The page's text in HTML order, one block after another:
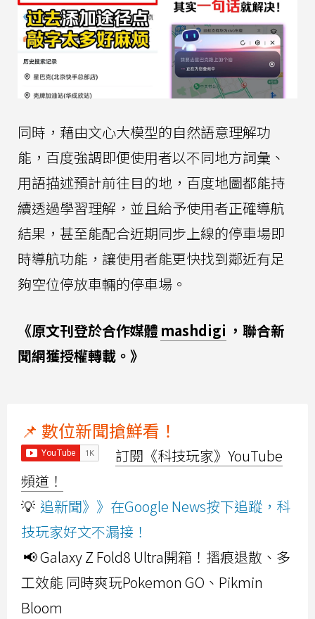
同時，藉由文心大模型的自然語意理解功
能，百度強調即便使用者以不同地方詞彙、
用語描述預計前往目的地，百度地圖都能持
續透過學習理解，並且給予使用者正確導航
結果，甚至能配合近期同步上線的停車場即
時導航功能，讓使用者能更快找到鄰近有足
夠空位停放車輛的停車場。
《原文刊登於合作媒體 mashdigi ，聯合新
聞網獲授權轉載。》
📌 數位新聞搶鮮看！
訂閱《科技玩家》YouTube
頻道！
💡 追新聞》》在Google News按下追蹤，科
技玩家好文不漏接！
📢 Galaxy Z Fold8 Ultra開箱！摺痕退散、多
工效能 同時爽玩Pokemon GO、Pikmin
Bloom